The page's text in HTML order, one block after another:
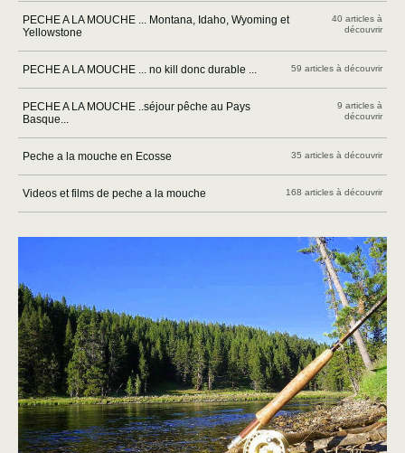
PECHE A LA MOUCHE ... Montana, Idaho, Wyoming et
Yellowstone
40 articles à
découvrir
PECHE A LA MOUCHE ... no kill donc durable ... 59 articles à découvrir
PECHE A LA MOUCHE ..séjour pêche au Pays
Basque...
9 articles à
découvrir
Peche a la mouche en Ecosse 35 articles à découvrir
Videos et films de peche a la mouche 168 articles à découvrir